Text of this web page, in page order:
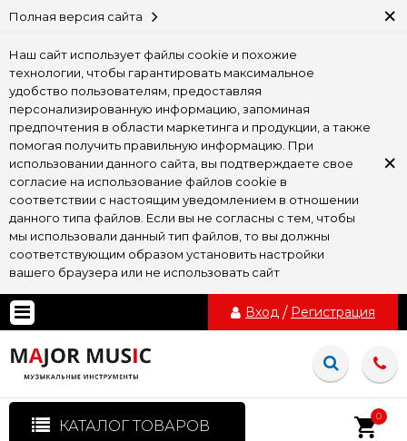
Полная версия сайта ×
Наш сайт использует файлы cookie и похожие
технологии, чтобы гарантировать максимальное
удобство пользователям, предоставляя
персонализированную информацию, запоминая
предпочтения в области маркетинга и продукции, а также
помогая получить правильную информацию. При
использовании данного сайта, вы подтверждаете свое
согласие на использование файлов cookie в
соответствии с настоящим уведомлением в отношении
данного типа файлов. Если вы не согласны с тем, чтобы
мы использовали данный тип файлов, то вы должны
соответствующим образом установить настройки
вашего браузера или не использовать сайт
×
Вход / Регистрация
КАТАЛОГ ТОВАРОВ
0